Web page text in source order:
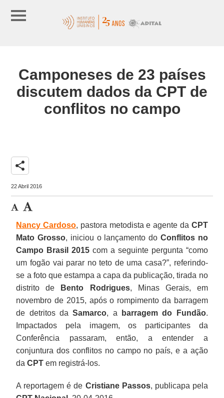
Camponeses de 23 países
discutem dados da CPT de
conflitos no campo
share
22 Abril 2016
Nancy Cardoso, pastora metodista e agente da CPT
Mato Grosso, iniciou o lançamento do Conflitos no
Campo Brasil 2015 com a seguinte pergunta “como
um fogão vai parar no teto de uma casa?”, referindo-
se a foto que estampa a capa da publicação, tirada no
distrito de
Bento Rodrigues, Minas Gerais, em
novembro de 2015, após o rompimento da barragem
de detritos daSamarco, a barragem do Fundão.
Impactados pela imagem, os participantes da
Conferência passaram, então, a entender a
conjuntura dos conflitos no campo no país, e a ação
daCPT em registrá-los.
A reportagem é de Cristiane Passos, publicapa pela